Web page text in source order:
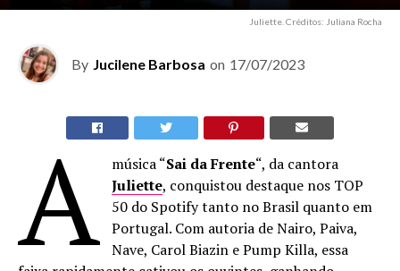
Juliette. Créditos: Juliana Rocha
By Jucilene Barbosa on 17/07/2023
A música “Sai da Frente“, da cantora
Juliette, conquistou destaque nos TOP
50 do Spotify tanto no Brasil quanto em
Portugal. Com autoria de Nairo, Paiva,
Nave, Carol Biazin e Pump Killa, essa